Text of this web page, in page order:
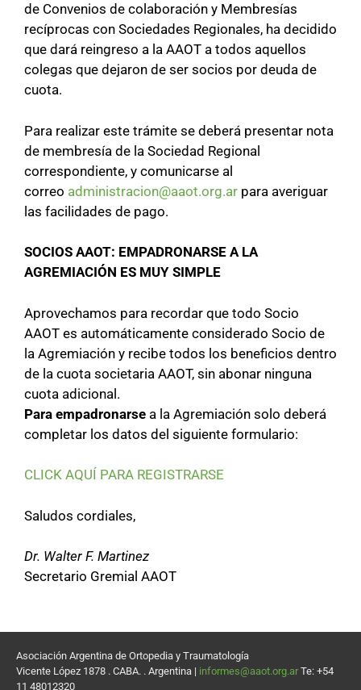
de Convenios de colaboración y Membresías
recíprocas con Sociedades Regionales, ha decidido
que dará reingreso a la AAOT a todos aquellos
colegas que dejaron de ser socios por deuda de
cuota.
Para realizar este trámite se deberá presentar nota
de membresía de la Sociedad Regional
correspondiente, y comunicarse al
correo administracion@aaot.org.ar para averiguar
las facilidades de pago.
SOCIOS AAOT: EMPADRONARSE A LA
AGREMIACIÓN ES MUY SIMPLE
Aprovechamos para recordar que todo Socio
AAOT es automáticamente considerado Socio de
la Agremiación y recibe todos los beneficios dentro
de la cuota societaria AAOT, sin abonar ninguna
cuota adicional.
Para empadronarse a la Agremiación solo deberá
completar los datos del siguiente formulario:
CLICK AQUÍ PARA REGISTRARSE
Saludos cordiales,
Dr. Walter F. Martinez
Secretario Gremial AAOT
Asociación Argentina de Ortopedia y Traumatología
Vicente López 1878 . CABA. . Argentina | informes@aaot.org.ar Te: +54
11 48012320